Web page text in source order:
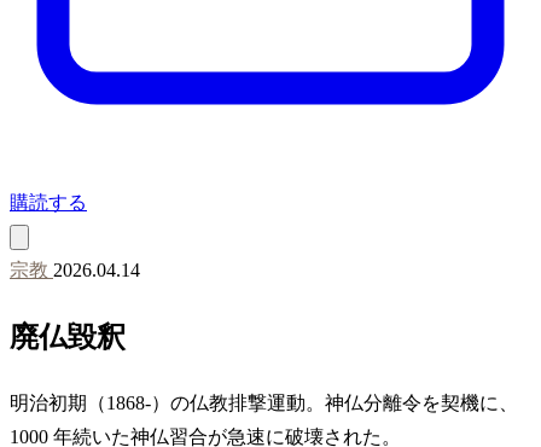
購読する
宗教 2026.04.14
廃仏毀釈
明治初期（1868-）の仏教排撃運動。神仏分離令を契機に、
1000 年続いた神仏習合が急速に破壊された。